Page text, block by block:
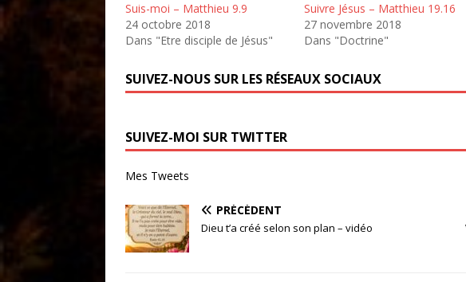
Suis-moi – Matthieu 9.9
24 octobre 2018
Dans "Etre disciple de Jésus"
Suivre Jésus – Matthieu 19.16
27 novembre 2018
Dans "Doctrine"
SUIVEZ-NOUS SUR LES RÉSEAUX SOCIAUX
SUIVEZ-MOI SUR TWITTER
Mes Tweets
PRÉCÉDENT
Dieu t’a créé selon son plan – vidéo